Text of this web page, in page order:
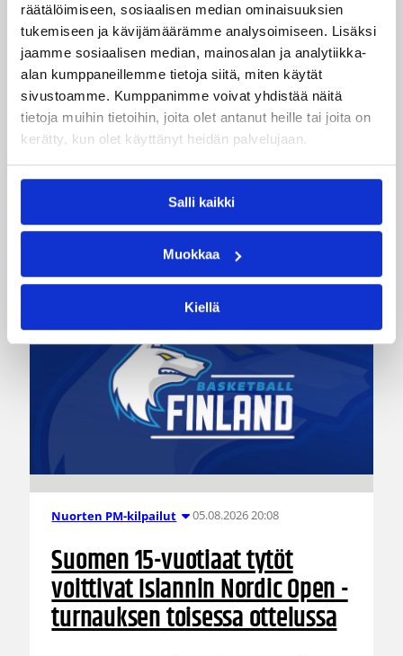
räätälöimiseen, sosiaalisen median ominaisuuksien
tukemiseen ja kävijämäärämme analysoimiseen. Lisäksi
jaamme sosiaalisen median, mainosalan ja analytiikka-
alan kumppaneillemme tietoja siitä, miten käytät
sivustoamme. Kumppanimme voivat yhdistää näitä
tietoja muihin tietoihin, joita olet antanut heille tai joita on
kerätty, kun olet käyttänyt heidän palvelujaan.
Salli kaikki
Muokkaa
Kiellä
Kategoriat
Maajoukkue
Maajoukkueet
Pääjuttu Susijengi
Nuorten PM-kilpailut 05.08.2026 20:08
Suomen 15-vuotiaat tytöt
voittivat Islannin Nordic Open -
turnauksen toisessa ottelussa